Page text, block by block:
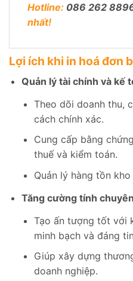
Hotline: 086 262
nhất!
Lợi ích khi in hoá đơn
Quản lý tài chính và kế
Theo dõi doanh thu,
cách chính xác.
Cung cấp bằng
thuế và kiểm toán.
Quản lý hàng tồn
Tăng cường tính
Tạo ấn tượng tốt với
minh bạch và đáng
Giúp xây dựng
doanh nghiệp.